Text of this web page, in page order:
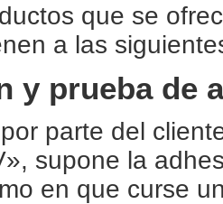
que se
a las
y prueba de
parte del
supone la
en que curse